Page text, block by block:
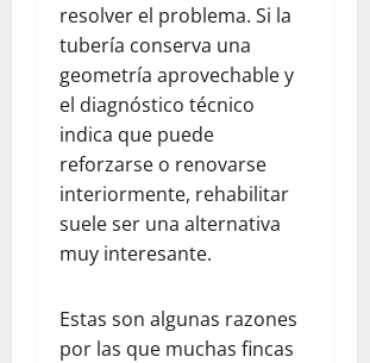
resolver el problema. Si la
tubería conserva una
geometría aprovechable y
el diagnóstico técnico
indica que puede
reforzarse o renovarse
interiormente, rehabilitar
suele ser una alternativa
muy interesante.
Estas son algunas razones
por las que muchas fincas